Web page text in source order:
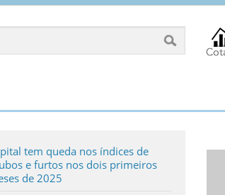
tem queda nos índices de
e furtos nos dois primeiros
de 2025